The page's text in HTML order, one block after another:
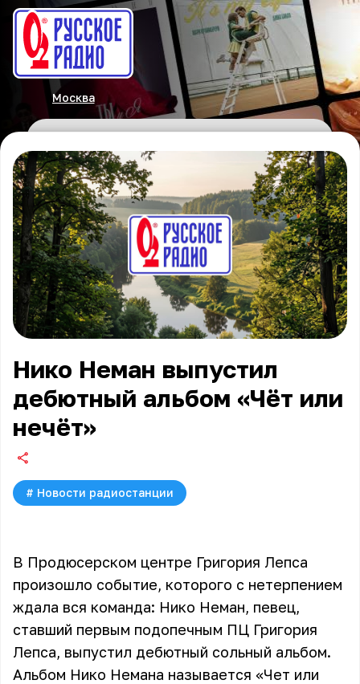
Москва
Нико Неман выпустил
дебютный альбом «Чёт или
нечёт»
# Новости радиостанции
В Продюсерском центре Григория Лепса
произошло событие, которого с нетерпением
ждала вся команда: Нико Неман, певец,
ставший первым подопечным ПЦ Григория
Лепса, выпустил дебютный сольный альбом.
Альбом Нико Немана называется «Чет или